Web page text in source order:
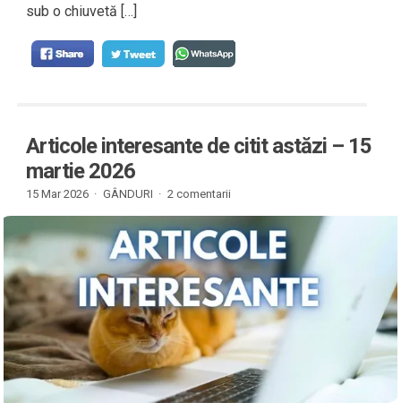
sub o chiuvetă […]
Articole interesante de citit astăzi – 15
martie 2026
15 Mar 2026 · GÂNDURI · 2 comentarii